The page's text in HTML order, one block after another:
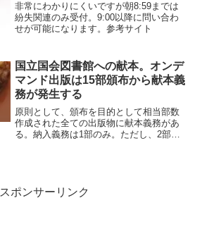
非常にわかりにくいですが朝8:59までは
紛失関連のみ受付。9:00以降に問い合わ
せが可能になります。参考サイト
国立国会図書館への献本。オンデ
マンド出版は15部頒布から献本義
務が発生する
原則として、頒布を目的として相当部数
作成された全ての出版物に献本義務があ
る。納入義務は1部のみ。ただし、2部目
スポンサーリンク